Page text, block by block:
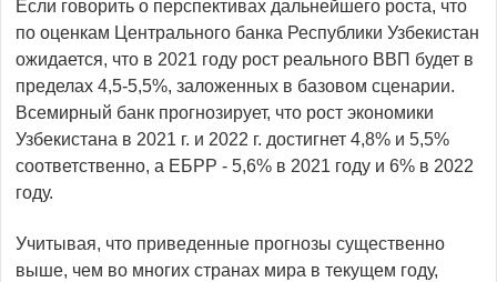
Если говорить о перспективах дальнейшего роста, что
по оценкам Центрального банка Республики Узбекистан
ожидается, что в 2021 году рост реального ВВП будет в
пределах 4,5-5,5%, заложенных в базовом сценарии.
Всемирный банк прогнозирует, что рост экономики
Узбекистана в 2021 г. и 2022 г. достигнет 4,8% и 5,5%
соответственно, а ЕБРР - 5,6% в 2021 году и 6% в 2022
году.
Учитывая, что приведенные прогнозы существенно
выше, чем во многих странах мира в текущем году,